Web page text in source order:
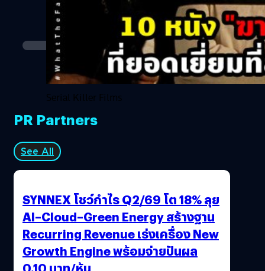
Serial Killer Films
PR Partners
See All
SYNNEX โชว์กำไร Q2/69 โต 18% ลุย
AI–Cloud–Green Energy สร้างฐาน
Recurring Revenue เร่งเครื่อง New
Growth Engine พร้อมจ่ายปันผล